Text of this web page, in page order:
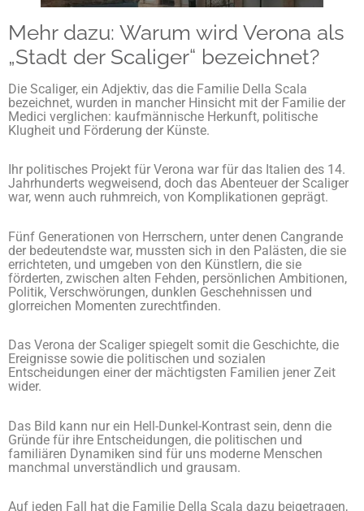
Mehr dazu: Warum wird Verona als
„Stadt der Scaliger“ bezeichnet?
Die Scaliger, ein Adjektiv, das die Familie Della Scala
bezeichnet, wurden in mancher Hinsicht mit der Familie der
Medici verglichen: kaufmännische Herkunft, politische
Klugheit und Förderung der Künste.
Ihr politisches Projekt für Verona war für das Italien des 14.
Jahrhunderts wegweisend, doch das Abenteuer der Scaliger
war, wenn auch ruhmreich, von Komplikationen geprägt.
Fünf Generationen von Herrschern, unter denen Cangrande
der bedeutendste war, mussten sich in den Palästen, die sie
errichteten, und umgeben von den Künstlern, die sie
förderten, zwischen alten Fehden, persönlichen Ambitionen,
Politik, Verschwörungen, dunklen Geschehnissen und
glorreichen Momenten zurechtfinden.
Das Verona der Scaliger spiegelt somit die Geschichte, die
Ereignisse sowie die politischen und sozialen
Entscheidungen einer der mächtigsten Familien jener Zeit
wider.
Das Bild kann nur ein Hell-Dunkel-Kontrast sein, denn die
Gründe für ihre Entscheidungen, die politischen und
familiären Dynamiken sind für uns moderne Menschen
manchmal unverständlich und grausam.
Auf jeden Fall hat die Familie Della Scala dazu beigetragen,